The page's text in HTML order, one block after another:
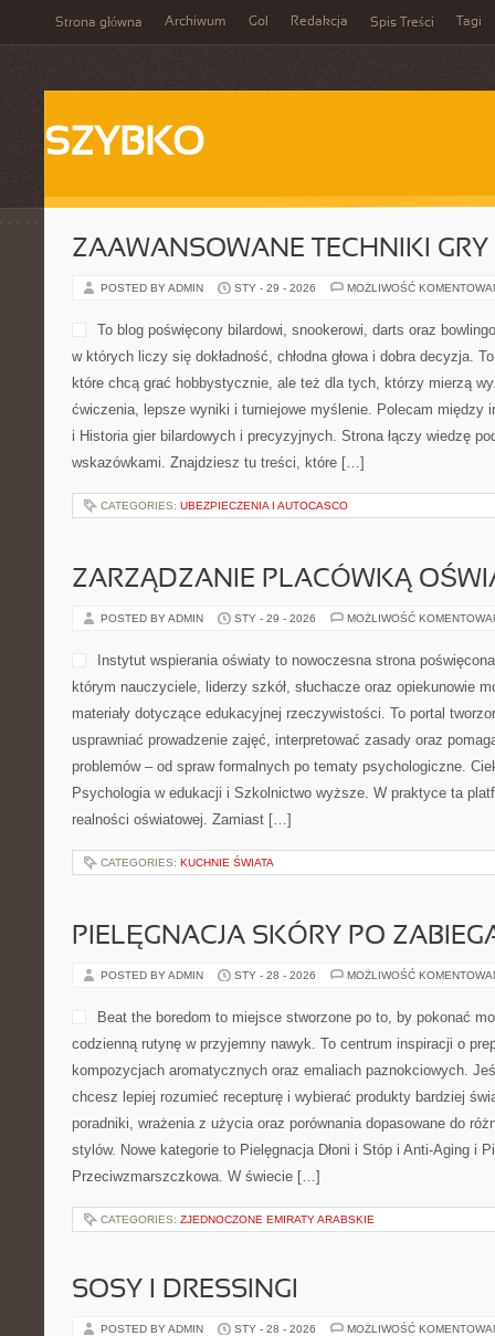
Strona główna Archiwum Gol Redakcja Spis Treści Tagi
SZYBKO
ZAAWANSOWANE TECHNIKI GRY
POSTED BY ADMIN STY - 29 - 2026 MOŻLIWOŚĆ
To blog poświęcony bilardowi, snookerowi, darts oraz
w których liczy się dokładność, chłodna głowa i dobra decyzja.
które chcą grać hobbystycznie, ale też dla tych, którzy mierzą
ćwiczenia, lepsze wyniki i turniejowe myślenie. Polecam między
i Historia gier bilardowych i precyzyjnych. Strona łączy wiedzę
wskazówkami. Znajdziesz tu treści, które […]
CATEGORIES: UBEZPIECZENIA I AUTOCASCO
ZARZĄDZANIE PLACÓWKĄ
POSTED BY ADMIN STY - 29 - 2026 MOŻLIWOŚĆ
Instytut wspierania oświaty to nowoczesna strona
którym nauczyciele, liderzy szkół, słuchacze oraz opiekunowie
materiały dotyczące edukacyjnej rzeczywistości. To portal
usprawniać prowadzenie zajęć, interpretować zasady oraz
problemów – od spraw formalnych po tematy psychologiczne.
Psychologia w edukacji i Szkolnictwo wyższe. W praktyce ta
realności oświatowej. Zamiast […]
CATEGORIES: KUCHNIE ŚWIATA
PIELĘGNACJA SKÓRY PO
POSTED BY ADMIN STY - 28 - 2026 MOŻLIWOŚĆ
Beat the boredom to miejsce stworzone po to, by pokonać
codzienną rutynę w przyjemny nawyk. To centrum inspiracji o
kompozycjach aromatycznych oraz emaliach paznokciowych.
chcesz lepiej rozumieć recepturę i wybierać produkty bardziej
poradniki, wrażenia z użycia oraz porównania dopasowane do
stylów. Nowe kategorie to Pielęgnacja Dłoni i Stóp i Anti-Aging i
Przeciwzmarszczkowa. W świecie […]
CATEGORIES: ZJEDNOCZONE EMIRATY ARABSKIE
SOSY I DRESSINGI
POSTED BY ADMIN STY - 28 - 2026 MOŻLIWOŚĆ